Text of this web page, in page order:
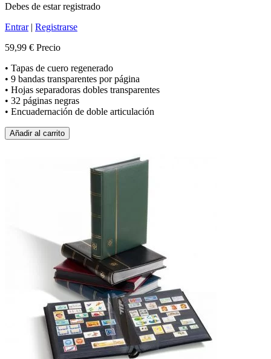
Debes de estar registrado
Entrar| Registrarse
59,99 € Precio
• Tapas de cuero regenerado
• 9 bandas transparentes por página
• Hojas separadoras dobles transparentes
• 32 páginas negras
• Encuadernación de doble articulación
Añadir al carrito